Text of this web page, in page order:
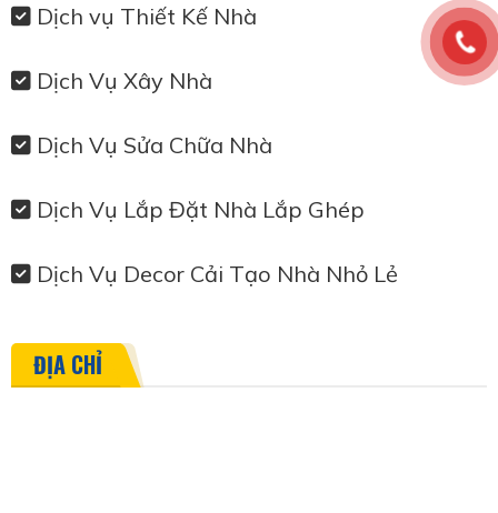
Dịch vụ Thiết Kế Nhà
Dịch Vụ Xây Nhà
Dịch Vụ Sửa Chữa Nhà
Dịch Vụ Lắp Đặt Nhà Lắp Ghép
Dịch Vụ Decor Cải Tạo Nhà Nhỏ Lẻ
ĐỊA CHỈ